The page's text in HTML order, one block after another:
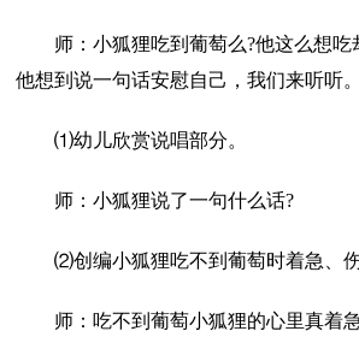
师：小狐狸吃到葡萄么?他这么想吃
他想到说一句话安慰自己，我们来听听。
⑴幼儿欣赏说唱部分。
师：小狐狸说了一句什么话?
⑵创编小狐狸吃不到葡萄时着急、伤
师：吃不到葡萄小狐狸的心里真着